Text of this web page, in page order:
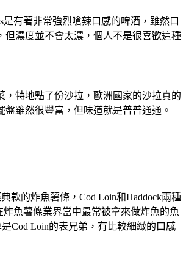
是有著非常強烈嗆辣口感的啤酒，雖然口
但濃度並不會太濃，個人不是很喜歡這種
，特地點了份沙拉，歐洲國家的沙拉真的
盤雖然很豐富，但味道就是普普通通。
款的炸魚薯條，Cod Loin和Haddock兩種
炸魚薯條業界當中最常被拿來做炸魚的魚
Cod Loin的表兄弟，有比較細緻的口感